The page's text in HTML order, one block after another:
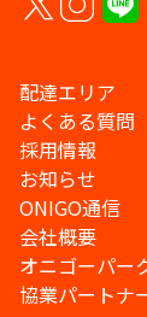
配達エリア
よくある質問
採用情報
お知らせ
ONIGO通信
会社概要
オニゴーパー
協業パートナ